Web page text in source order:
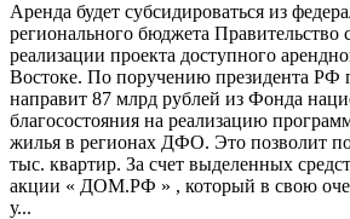
Аренда будет субсидироваться из
регионального бюджета Правительство
реализации проекта доступного
Востоке. По поручению президента РФ
направит 87 млрд рублей из Фонда
благосостояния на реализацию
жилья в регионах ДФО. Это позволит
тыс. квартир. За счет выделенных
акции « ДОМ.РФ » , который в свою
у...